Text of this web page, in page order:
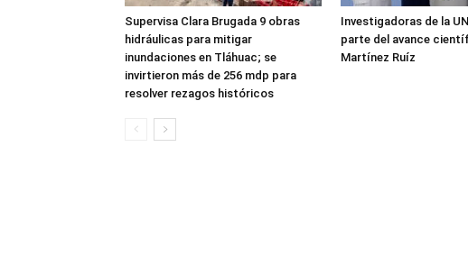
Supervisa Clara Brugada 9 obras
hidráulicas para mitigar
inundaciones en Tláhuac; se
invirtieron más de 256 mdp para
resolver rezagos históricos
Investigadoras de la
parte del avance
Martínez Ruíz